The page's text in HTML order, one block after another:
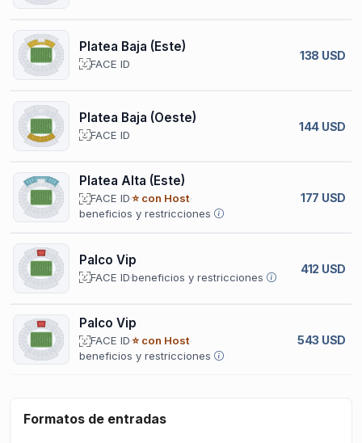
Platea Baja (Este)
FACE ID
138 USD
Platea Baja (Oeste)
FACE ID
144 USD
Platea Alta (Este)
FACE ID⭐ con Host
beneficios y restricciones
177 USD
Palco Vip
FACE IDbeneficios y restricciones
412 USD
Palco Vip
FACE ID⭐ con Host
beneficios y restricciones
543 USD
Formatos de entradas